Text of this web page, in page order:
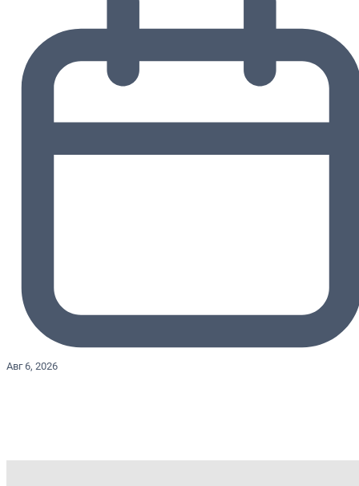
Авг 6, 2026